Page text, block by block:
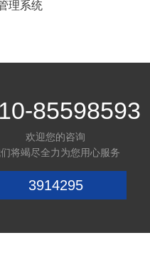
理系统
85598593
欢迎您的咨询
将竭尽全力为您用心服务
3914295